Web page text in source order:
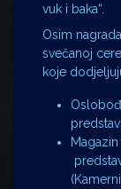
vuk i baka“.
Osim
svečanoj
koje
Magazin